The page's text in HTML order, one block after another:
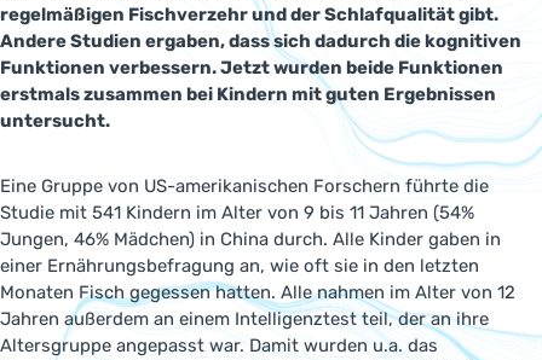
regelmäßigen Fischverzehr und der Schlafqualität gibt.
Andere Studien ergaben, dass sich dadurch die kognitiven
Funktionen verbessern. Jetzt wurden beide Funktionen
erstmals zusammen bei Kindern mit guten Ergebnissen
untersucht.
Eine Gruppe von US-amerikanischen Forschern führte die
Studie mit 541 Kindern im Alter von 9 bis 11 Jahren (54%
Jungen, 46% Mädchen) in China durch. Alle Kinder gaben in
einer Ernährungsbefragung an, wie oft sie in den letzten
Monaten Fisch gegessen hatten. Alle nahmen im Alter von 12
Jahren außerdem an einem Intelligenztest teil, der an ihre
Altersgruppe angepasst war. Damit wurden u.a. das